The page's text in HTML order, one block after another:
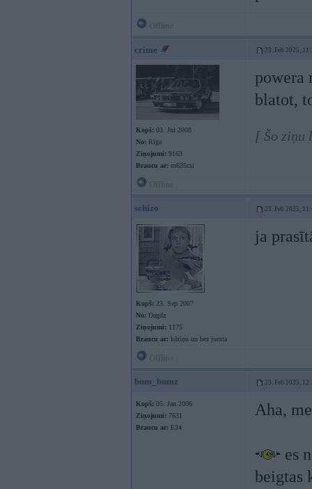
crime 23. Feb 2025,
Kopš: 03. Jul 2008
No: Rīga
Ziņojumi: 9163
Braucu ar: m635csi
powera
blatot,
[ Šo ziņu
schizo 23. Feb 2025,
Kopš: 23. Sep 2007
No: Dagda
Ziņojumi: 1175
Braucu ar: kūtiņu un bez jumta
ja
bum_bumz 23. Feb 2025,
Kopš: 05. Jan 2006
Ziņojumi: 7631
Braucu ar: E34
Aha,
es
beigtas